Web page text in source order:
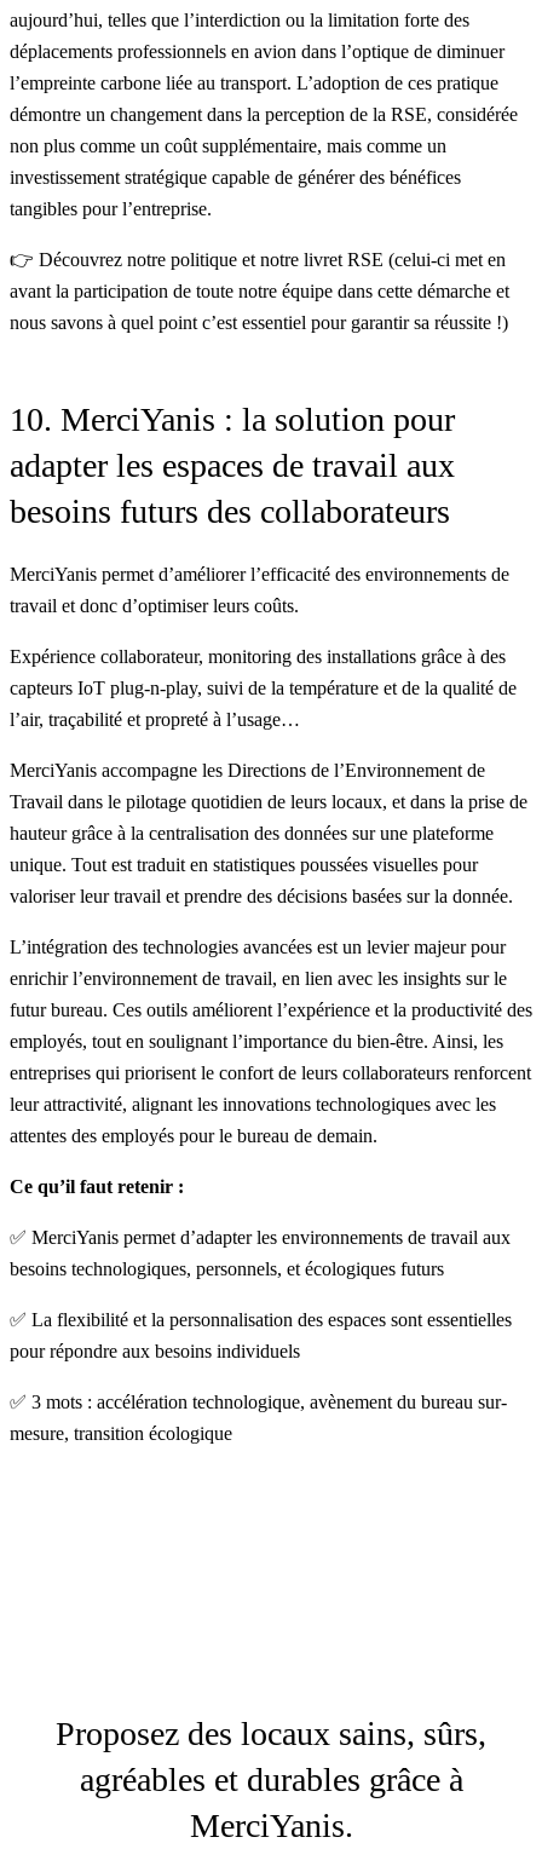
aujourd’hui, telles que l’interdiction ou la limitation forte des
déplacements professionnels en avion dans l’optique de diminuer
l’empreinte carbone liée au transport. L’adoption de ces pratique
démontre un changement dans la perception de la RSE, considérée
non plus comme un coût supplémentaire, mais comme un
investissement stratégique capable de générer des bénéfices
tangibles pour l’entreprise.
👉 Découvrez notre politique et notre livret RSE (celui-ci met en
avant la participation de toute notre équipe dans cette démarche et
nous savons à quel point c’est essentiel pour garantir sa réussite !)
10. MerciYanis : la solution pour
adapter les espaces de travail aux
besoins futurs des collaborateurs
MerciYanis permet d’améliorer l’efficacité des environnements de
travail et donc d’optimiser leurs coûts.
Expérience collaborateur, monitoring des installations grâce à des
capteurs IoT plug-n-play, suivi de la température et de la qualité de
l’air, traçabilité et propreté à l’usage…
MerciYanis accompagne les Directions de l’Environnement de
Travail dans le pilotage quotidien de leurs locaux, et dans la prise de
hauteur grâce à la centralisation des données sur une plateforme
unique. Tout est traduit en statistiques poussées visuelles pour
valoriser leur travail et prendre des décisions basées sur la donnée.
L’intégration des technologies avancées est un levier majeur pour
enrichir l’environnement de travail, en lien avec les insights sur le
futur bureau. Ces outils améliorent l’expérience et la productivité des
employés, tout en soulignant l’importance du bien-être. Ainsi, les
entreprises qui priorisent le confort de leurs collaborateurs renforcent
leur attractivité, alignant les innovations technologiques avec les
attentes des employés pour le bureau de demain.
Ce qu’il faut retenir :
✅ MerciYanis permet d’adapter les environnements de travail aux
besoins technologiques, personnels, et écologiques futurs
✅ La flexibilité et la personnalisation des espaces sont essentielles
pour répondre aux besoins individuels
✅ 3 mots : accélération technologique, avènement du bureau sur-
mesure, transition écologique
Proposez des locaux sains, sûrs,
agréables et durables grâce à
MerciYanis.